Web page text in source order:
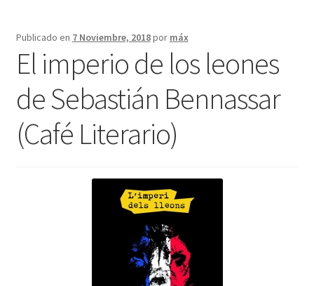
MIEMBROS DE FES-TE
LIBRO
INICIAR SESIÓN
Publicado en 7 Noviembre, 2018por máx
El imperio de los leones
de Sebastián Bennassar
(Café Literario)